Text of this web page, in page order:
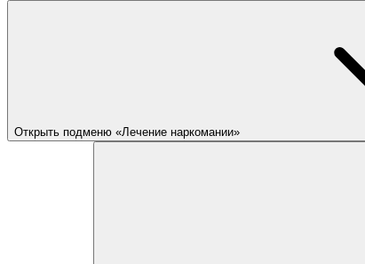
Открыть подменю «Лечение наркомании»